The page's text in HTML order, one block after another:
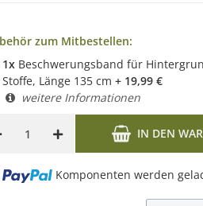
zum Mitbestellen:
1x Beschwerungsband für
Stoffe, Länge 135 cm + 19,99 €
weitere Informationen
IN DEN
Komponenten werden